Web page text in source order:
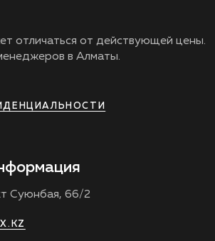
отличаться от действующей цены.
в Алматы.
Суюнбая, 66/2